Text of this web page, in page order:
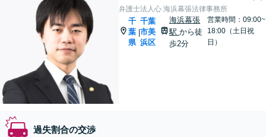
弁護士法人心 海浜幕張法律事務所
千
葉
県
|
千葉
市美
浜区
海浜幕張
駅から徒
歩2分
営業時間：09:00~
18:00（土日祝
日）
過失割合の交渉